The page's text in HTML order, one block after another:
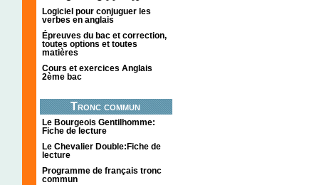
Logiciel pour conjuguer les
verbes en anglais
Épreuves du bac et correction,
toutes options et toutes
matières
Cours et exercices Anglais
2ème bac
Tronc commun
Le Bourgeois Gentilhomme:
Fiche de lecture
Le Chevalier Double:Fiche de
lecture
Programme de français tronc
commun